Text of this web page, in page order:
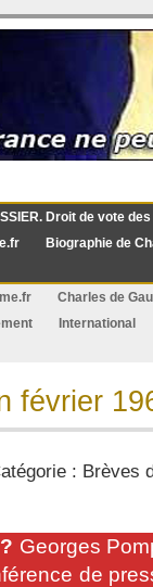
Droit de vote
Biographie de
Charles de
International
février
: Brèves
Georges
de